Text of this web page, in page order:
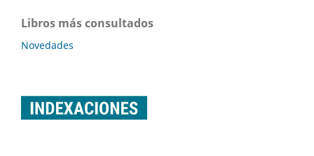
Libros más consultados
Novedades